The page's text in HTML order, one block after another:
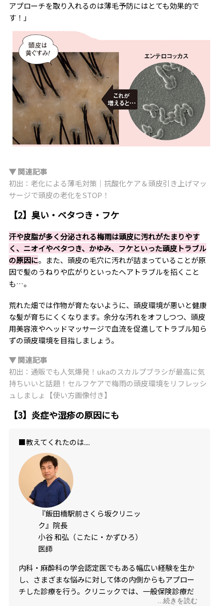
アプローチを取り入れるのは薄毛予防にはとても効果的で
す！」
▼ 関連記事
初出：老化による薄毛対策｜抗酸化ケア＆頭皮引き上げマッ
サージで頭皮の老化をSTOP！
【2】臭い・ベタつき・フケ
汗や皮脂が多く分泌される梅雨は頭皮に汚れがたまりやす
く、ニオイやベタつき、かゆみ、フケといった頭皮トラブル
の原因に。また、頭皮の毛穴に汚れが詰まっていることが原
因で髪のうねりや広がりといったヘアトラブルを招くこと
も…。
荒れた畑では作物が育たないように、頭皮環境が悪いと健康
な髪が育ちにくくなります。余分な汚れをオフしつつ、頭皮
用美容液やヘッドマッサージで血流を促進してトラブル知ら
ずの頭皮環境を目指しましょう。
▼ 関連記事
初出：通販でも人気爆発！ukaのスカルプブラシが最高に気
持ちいいと話題！セルフケアで梅雨の頭皮環境をリフレッシ
ュしましょ【使い方画像付き】
【3】炎症や湿疹の原因にも
■教えてくれたのは....
『飯田橋駅前さくら坂クリニッ
ク』院長
小谷 和弘（こたに・かずひろ）
医師
内科・麻酔科の学会認定医でもある幅広い経験を生か
し、さまざまな悩みに対して体の内側からもアプロー
チした診療を行う。クリニックでは、一般保険診療だ
けでなく、予防医学・美容医学といった最新治療も受
...続きを読む